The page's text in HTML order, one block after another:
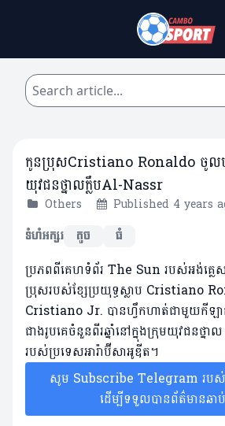
កូនប្រុសCristiano Ronaldo ចូល
យុវជនថ្នាលក្លឹបAl-Nassr
Others Published 4 years
ទំហំអក្សរ
តូច ធំ
ប្រភពពីគេហទំព័រ The Sun របស់អង់គ្លេ
ប្រុសរបស់ខ្សែប្រយុទ្ធស្លាប Cristiano
Cristiano Jr. បានហ្វឹកហាត់ជាមួយកីឡា
ជាងរូបគេចំនួនពីរឆ្នាំនៅក្នុងក្រុមយុវជនថ្
របស់ប្រទេសអារ៉ាប៊ីសាអូឌីត។
សូម Subscribe Telegram រប
ដើម្បីទទួលបានព័ត៌មានឆ